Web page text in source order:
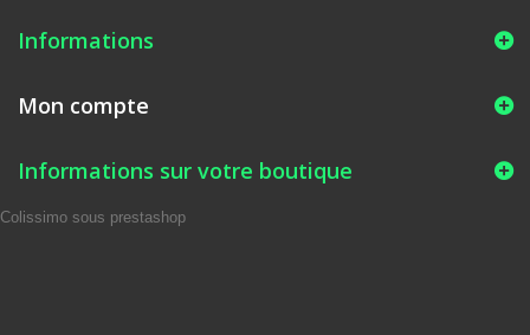
Informations
Mon compte
Informations sur votre boutique
Colissimo sous prestashop